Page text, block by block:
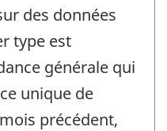
des données
type est
générale qui
unique de
précédent,